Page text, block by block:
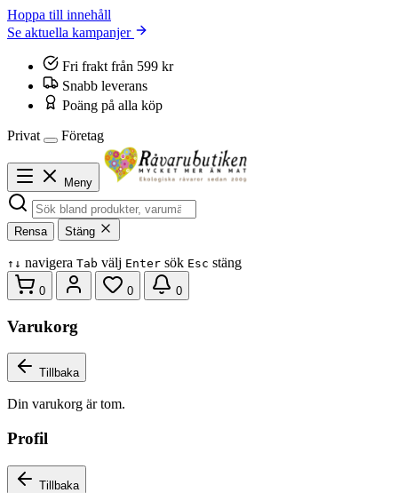
Hoppa till innehåll
Se aktuella kampanjer
Fri frakt från 599 kr
Snabb leverans
Poäng på alla köp
Privat
Företag
Meny
Rensa Stäng
↑ ↓ navigera Tab välj Enter sök Esc stäng
0 0 0
Varukorg
Tillbaka
Din varukorg är tom.
Profil
Tillbaka